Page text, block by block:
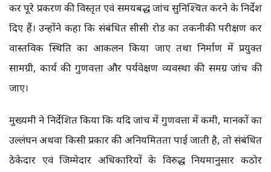
कर पूरे प्रकरण की विस्तृत एवं समयबद्ध जांच सुनिश्चित करने के निर्देश
दिए हैं। उन्होंने कहा कि संबंधित सीसी रोड का तकनीकी परीक्षण कर
वास्तविक स्थिति का आकलन किया जाए तथा निर्माण में प्रयुक्त
सामग्री, कार्य की गुणवत्ता और पर्यवेक्षण व्यवस्था की समग्र जांच की
जाए।
मुख्यमंत्री ने निर्देशित किया कि यदि जांच में गुणवत्ता में कमी, मानकों का
उल्लंघन अथवा किसी प्रकार की अनियमितता पाई जाती है, तो संबंधित
ठेकेदार एवं जिम्मेदार अधिकारियों के विरुद्ध नियमानुसार कठोर